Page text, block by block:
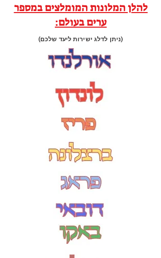
להלן המלונות המומלצים במספר
ערים בעולם:
(ניתן לדלג ישירות ליעד שלכם)